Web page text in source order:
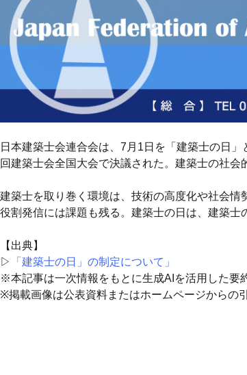
日本建築士会連合会は、7月1日を「建築士の日
回建築士会全国大会で決議された。建築士の社会
建築士を取り巻く環境は、技術の高度化や社会
役割発信には課題も残る。建築士の日は、建築
【出典】
▷
「建築士の日」の制定について」
※本記事は一次情報をもとに生成AIを活用した要
※掲載画像は公表資料またはホームページからの